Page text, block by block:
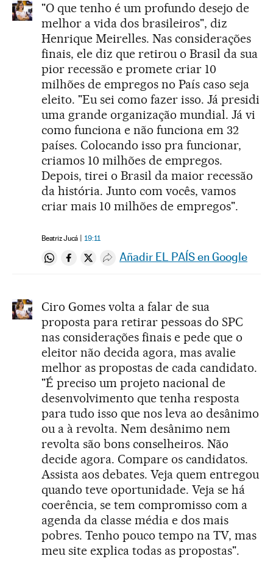
"O que tenho é um profundo desejo de
melhor a vida dos brasileiros", diz
Henrique Meirelles. Nas considerações
finais, ele diz que retirou o Brasil da sua
pior recessão e promete criar 10
milhões de empregos no País caso seja
eleito. "Eu sei como fazer isso. Já presidi
uma grande organização mundial. Já vi
como funciona e não funciona em 32
países. Colocando isso pra funcionar,
criamos 10 milhões de empregos.
Depois, tirei o Brasil da maior recessão
da história. Junto com vocês, vamos
criar mais 10 milhões de empregos".
Beatriz Jucá 19:11
Compartir en Whatsapp
Compartir en Facebook
Compartir en Twitter
Desplegar Redes Sociales
Añadir EL PAÍS en Google
Ciro Gomes volta a falar de sua
proposta para retirar pessoas do SPC
nas considerações finais e pede que o
eleitor não decida agora, mas avalie
melhor as propostas de cada candidato.
"É preciso um projeto nacional de
desenvolvimento que tenha resposta
para tudo isso que nos leva ao desânimo
ou a à revolta. Nem desânimo nem
revolta são bons conselheiros. Não
decide agora. Compare os candidatos.
Assista aos debates. Veja quem entregou
quando teve oportunidade. Veja se há
coerência, se tem compromisso com a
agenda da classe média e dos mais
pobres. Tenho pouco tempo na TV, mas
meu site explica todas as propostas".